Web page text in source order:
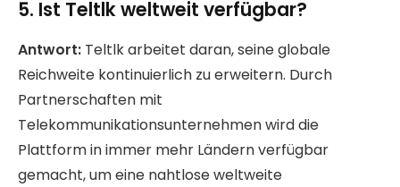
5. Ist Teltlk weltweit verfügbar?
Antwort: Teltlk arbeitet daran, seine globale
Reichweite kontinuierlich zu erweitern. Durch
Partnerschaften mit
Telekommunikationsunternehmen wird die
Plattform in immer mehr Ländern verfügbar
gemacht, um eine nahtlose weltweite